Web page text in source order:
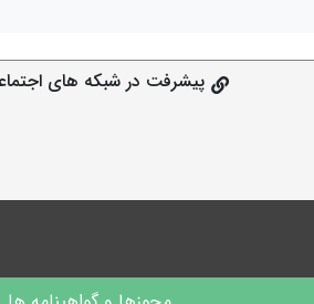
پیشرفت در شبکه های